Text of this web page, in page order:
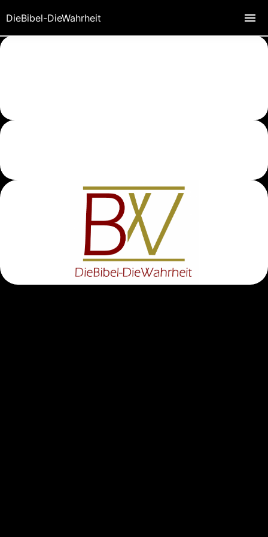
DieBibel-DieWahrheit